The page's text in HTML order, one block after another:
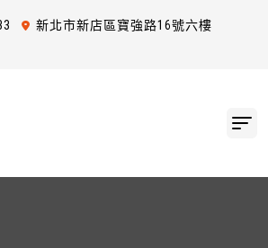
新北市新店區寶強路16號六樓